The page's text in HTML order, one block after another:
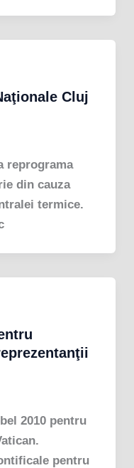
Cluj
reprograma
din cauza
termice.
2010 pentru
pentru